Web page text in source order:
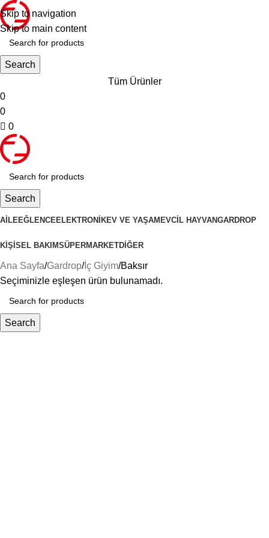
Skip to navigation
Skip to main content
Search
Tüm Ürünler
0
0
0
Search
AILEEĞLENCEELEKTRONIKEV VE YAŞAM EVCIL HAYVANGARDROP
KIŞISEL BAKIMSÜPERMARKETDIĞER
Ana Sayfa Gardrop İç Giyim Baksır
Seçiminizle eşleşen ürün bulunamadı.
Search